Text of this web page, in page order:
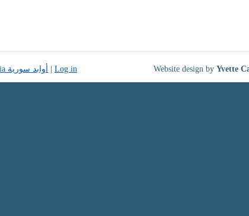
Monuments of Syria أوابد سورية | Log in Website design by Yvette